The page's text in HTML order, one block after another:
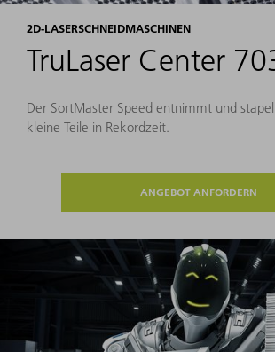
2D-LASERSCHNEIDMASCHINEN
TruLaser Center
Der SortMaster Speed entnimmt und
kleine Teile in Rekordzeit.
ANGEBOT ANFORDERN